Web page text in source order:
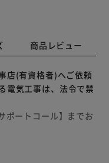
商品レビュー
店(有資格者)へご依頼
電気工事は、法令で禁
ポートコール】までお